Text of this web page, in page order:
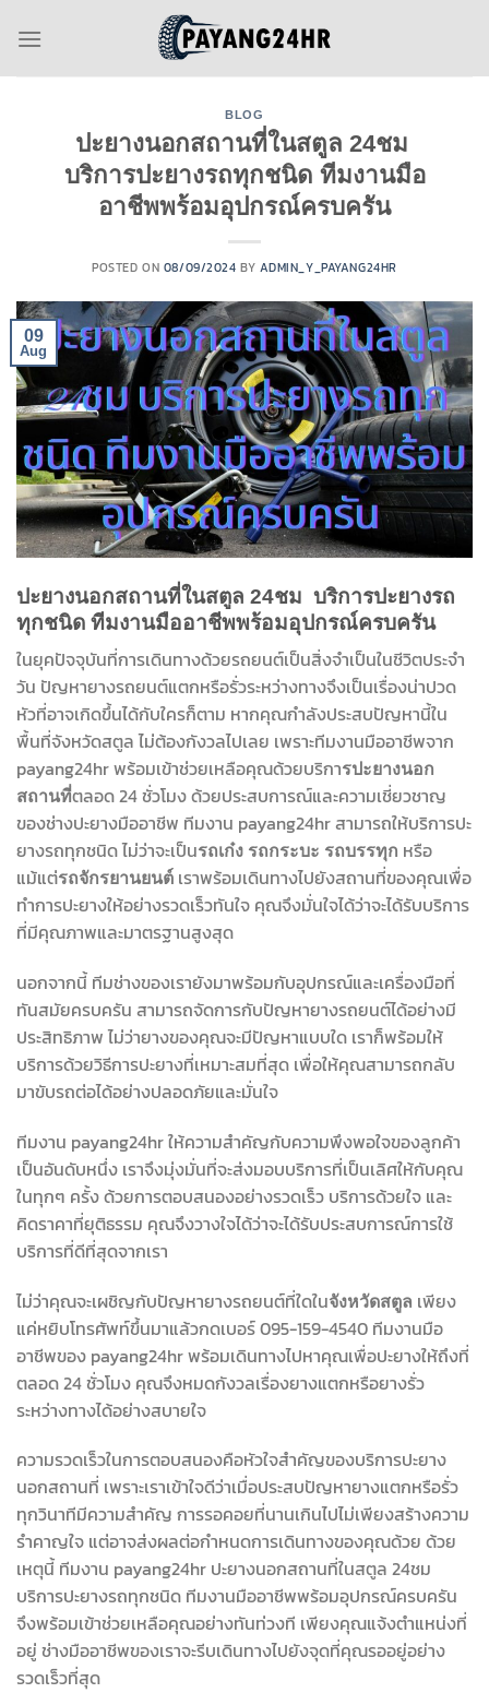
BLOG
ปะยางนอกสถานที่ในสตูล 24ชม
บริการปะยางรถทุกชนิด ทีมงานมือ
อาชีพพร้อมอุปกรณ์ครบครัน
POSTED ON 08/09/2024 BY ADMIN_Y_PAYANG24HR
09
Aug
ปะยางนอกสถานที่ในสตูล 24ชม บริการปะยางรถ
ทุกชนิด ทีมงานมืออาชีพพร้อมอุปกรณ์ครบครัน
ในยุคปัจจุบันที่การเดินทางด้วยรถยนต์เป็นสิ่งจำเป็นในชีวิตประจำ
วัน ปัญหายางรถยนต์แตกหรือรั่วระหว่างทางจึงเป็นเรื่องน่าปวด
หัวที่อาจเกิดขึ้นได้กับใครก็ตาม หากคุณกำลังประสบปัญหานี้ใน
พื้นที่จังหวัดสตูล ไม่ต้องกังวลไปเลย เพราะทีมงานมืออาชีพจาก
payang24hr พร้อมเข้าช่วยเหลือคุณด้วยบริการปะยางนอก
สถานที่ตลอด 24 ชั่วโมง ด้วยประสบการณ์และความเชี่ยวชาญ
ของช่างปะยางมืออาชีพ ทีมงาน payang24hr สามารถให้บริการปะ
ยางรถทุกชนิด ไม่ว่าจะเป็นรถเก๋ง รถกระบะ รถบรรทุก หรือ
แม้แต่รถจักรยานยนต์ เราพร้อมเดินทางไปยังสถานที่ของคุณเพื่อ
ทำการปะยางให้อย่างรวดเร็วทันใจ คุณจึงมั่นใจได้ว่าจะได้รับบริการ
ที่มีคุณภาพและมาตรฐานสูงสุด
นอกจากนี้ ทีมช่างของเรายังมาพร้อมกับอุปกรณ์และเครื่องมือที่
ทันสมัยครบครัน สามารถจัดการกับปัญหายางรถยนต์ได้อย่างมี
ประสิทธิภาพ ไม่ว่ายางของคุณจะมีปัญหาแบบใด เราก็พร้อมให้
บริการด้วยวิธีการปะยางที่เหมาะสมที่สุด เพื่อให้คุณสามารถกลับ
มาขับรถต่อได้อย่างปลอดภัยและมั่นใจ
ทีมงาน payang24hr ให้ความสำคัญกับความพึงพอใจของลูกค้า
เป็นอันดับหนึ่ง เราจึงมุ่งมั่นที่จะส่งมอบบริการที่เป็นเลิศให้กับคุณ
ในทุกๆ ครั้ง ด้วยการตอบสนองอย่างรวดเร็ว บริการด้วยใจ และ
คิดราคาที่ยุติธรรม คุณจึงวางใจได้ว่าจะได้รับประสบการณ์การใช้
บริการที่ดีที่สุดจากเรา
ไม่ว่าคุณจะเผชิญกับปัญหายางรถยนต์ที่ใดในจังหวัดสตูล เพียง
แค่หยิบโทรศัพท์ขึ้นมาแล้วกดเบอร์ 095-159-4540 ทีมงานมือ
อาชีพของ payang24hr พร้อมเดินทางไปหาคุณเพื่อปะยางให้ถึงที่
ตลอด 24 ชั่วโมง คุณจึงหมดกังวลเรื่องยางแตกหรือยางรั่ว
ระหว่างทางได้อย่างสบายใจ
ความรวดเร็วในการตอบสนองคือหัวใจสำคัญของบริการปะยาง
นอกสถานที่ เพราะเราเข้าใจดีว่าเมื่อประสบปัญหายางแตกหรือรั่ว
ทุกวินาทีมีความสำคัญ การรอคอยที่นานเกินไปไม่เพียงสร้างความ
รำคาญใจ แต่อาจส่งผลต่อกำหนดการเดินทางของคุณด้วย ด้วย
เหตุนี้ ทีมงาน payang24hr ปะยางนอกสถานที่ในสตูล 24ชม
บริการปะยางรถทุกชนิด ทีมงานมืออาชีพพร้อมอุปกรณ์ครบครัน
จึงพร้อมเข้าช่วยเหลือคุณอย่างทันท่วงที เพียงคุณแจ้งตำแหน่งที่
อยู่ ช่างมืออาชีพของเราจะรีบเดินทางไปยังจุดที่คุณรออยู่อย่าง
รวดเร็วที่สุด